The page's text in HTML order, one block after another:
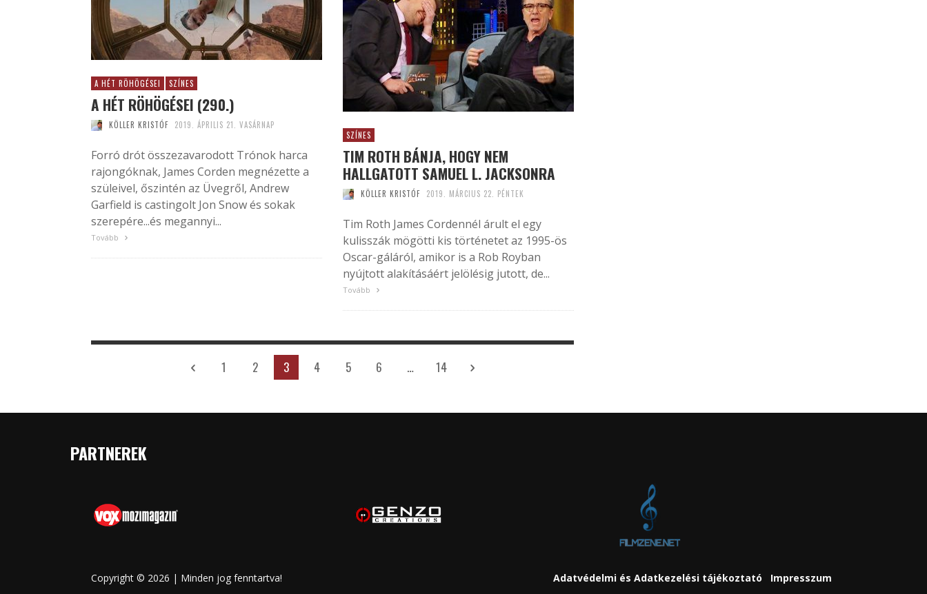
A HÉT RÖHÖGÉSEI SZÍNES
A HÉT RÖHÖGÉSEI (290.)
KÖLLER KRISTÓF 2019. ÁPRILIS 21. VASÁRNAP
Forró drót összezavarodott Trónok harca
rajongóknak, James Corden megnézette a
szüleivel, őszintén az Üvegről, Andrew
Garfield is castingolt Jon Snow és sokak
szerepére...és megannyi...
Tovább
SZÍNES
TIM ROTH BÁNJA, HOGY NEM
HALLGATOTT SAMUEL L. JACKSONRA
KÖLLER KRISTÓF 2019. MÁRCIUS 22. PÉNTEK
Tim Roth James Cordennél árult el egy
kulisszák mögötti kis történetet az 1995-ös
Oscar-gáláról, amikor is a Rob Royban
nyújtott alakításáért jelölésig jutott, de...
Tovább
1 2 3 4 5 6 … 14
PARTNEREK
Copyright © 2026 | Minden jog fenntartva! Adatvédelmi és Adatkezelési tájékoztató Impresszum